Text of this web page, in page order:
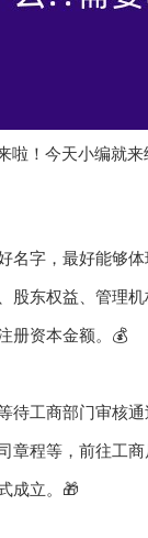
啦！今天小编就
名字，最好能够
股东权益、管理
册资本金额。💰
待工商部门审核通
章程等，前往工商
成立。🎁